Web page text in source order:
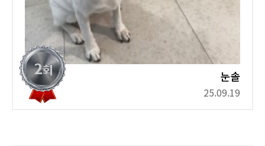
눈솔
25.09.19